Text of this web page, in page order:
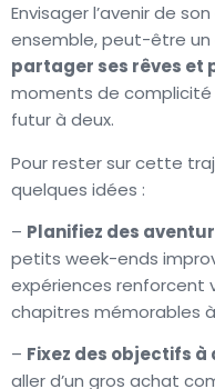
Envisager l’avenir de
ensemble, peut-être un
partager ses rêves et
moments de complicité
futur à deux.
Pour rester sur cette
quelques idées :
– Planifiez des
petits week-ends
expériences renforcent
chapitres mémorables
– Fixez des objectifs
aller d’un gros achat